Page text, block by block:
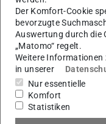
Versuchsfeld für
Lab
Network
Linkedin | PTW
Der Komfort-Cookie
bevorzugte
Auswertung durch die
„Matomo“ regelt.
Weitere Informationen
in unserer
Nur essentielle
Komfort
Statistiken